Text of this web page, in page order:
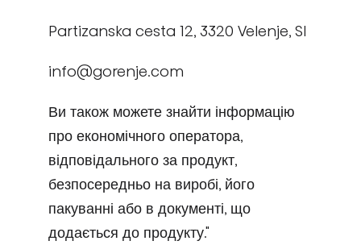
Partizanska cesta 12, 3320 Velenje, SI
info@gorenje.com
Ви також можете знайти інформацію
про економічного оператора,
відповідального за продукт,
безпосередньо на виробі, його
пакуванні або в документі, що
додається до продукту."